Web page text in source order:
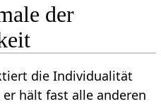
der
die Individualität
hält fast alle anderen